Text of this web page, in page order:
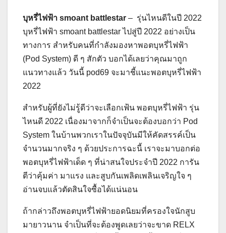
บุหรี่ไฟฟ้า smoant battlestar – รุ่นไหนดีในปี 2022
บุหรี่ไฟฟ้า smoant battlestar ไปสู่ปี 2022 อย่างเป็น
ทางการ สำหรับคนที่กำลังมองหาพอตบุหรี่ไฟฟ้า
(Pod System) ดี ๆ สักตัว บอกได้เลยว่าคุณมาถูก
แนวทางแล้ว วันนี้ pod69 จะมาชี้แนะพอตบุหรี่ไฟฟ้า
2022
สำหรับผู้ที่ยังไม่รู้ดีว่าจะเลือกเฟ้น พอตบุหรี่ไฟฟ้า รุ่น
ไหนดี 2022 เนื่องมาจากก็จำเป็นจะต้องบอกว่า Pod
System ในบ้านพวกเราในปัจจุบันมีให้คัดสรรค์เป็น
จำนวนมากจริง ๆ ด้วยประการฉะนี้ เราจะมาบอกต่อ
พอตบุหรี่ไฟฟ้าเด็ด ๆ ที่น่าสนใจประจำปี 2022 การัน
ตีว่าคุ้มค่า มาแรง และสูบกันเพลิดเพลินเจริญใจ ๆ
อ่านจบแล้วตัดสินใจซื้อได้แน่นอน
ถ้ากล่าวถึงพอตบุหรี่ไฟฟ้ายอดนิยมที่ครองใจนักสูบ
มายาวนาน จำเป็นที่จะต้องพูดเลยว่าจะขาด RELX